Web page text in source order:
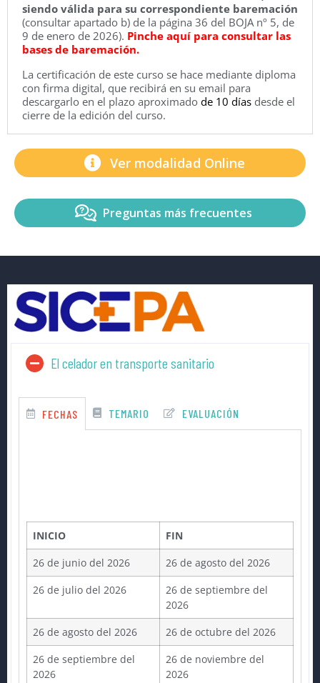
siendo válida para su correspondiente baremación
(consultar apartado b) de la página 36 del BOJA nº 5, de
9 de enero de 2026). Pinche aquí para consultar las
bases de baremación.
La certificación de este curso se hace mediante diploma
con firma digital, que recibirá en su email para
descargarlo en el plazo aproximado de 10 días desde el
cierre de la edición del curso.
Ver modalidad Online
Preguntas más frecuentes
El celador en transporte sanitario
FECHAS TEMARIO EVALUACIÓN
INICIO
FIN
26 de junio del 2026
26 de agosto del 2026
26 de julio del 2026
26 de septiembre del
2026
26 de agosto del 2026
26 de octubre del 2026
26 de septiembre del
2026
26 de noviembre del
2026